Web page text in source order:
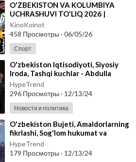
⁣O'ZBEKISTON VA KOLUMBIYA
UCHRASHUVI TO'LIQ 2026 |
JAHON CHEMPIONATI
KinoKoinot
458 Просмотры · 06/05/26
Спорт
⁣O'zbekiston Iqtisodiyoti, Siyosiy
Iroda, Tashqi kuchlar - Abdulla
Abduqodirov va Otabek Bakirov
HypeTrend
296 Просмотры · 12/13/24
Новости и политика
⁣O'zbekiston Bujeti, Amaldorlarning
fikrlashi, Sog'lom hukumat va
Korrupsiya - Otabek Baki
HypeTrend
179 Просмотры · 12/13/24